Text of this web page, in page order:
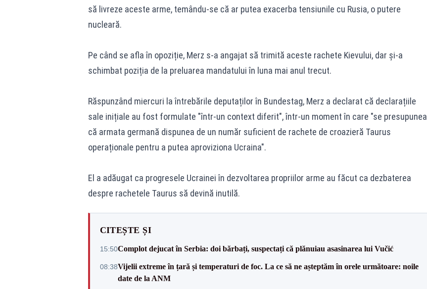
să livreze aceste arme, temându-se că ar putea exacerba tensiunile cu Rusia, o putere
nucleară.
Pe când se afla în opoziție, Merz s-a angajat să trimită aceste rachete Kievului, dar și-a
schimbat poziția de la preluarea mandatului în luna mai anul trecut.
Răspunzând miercuri la întrebările deputaților în Bundestag, Merz a declarat că declarațiile
sale inițiale au fost formulate "într-un context diferit", într-un moment în care "se presupunea
că armata germană dispunea de un număr suficient de rachete de croazieră Taurus
operaționale pentru a putea aproviziona Ucraina".
El a adăugat ca progresele Ucrainei în dezvoltarea propriilor arme au făcut ca dezbaterea
despre rachetele Taurus să devină inutilă.
CITEȘTE ȘI
15:50Complot dejucat în Serbia: doi bărbați, suspectați că plănuiau asasinarea lui Vučić
08:38Vijelii extreme în țară și temperaturi de foc. La ce să ne așteptăm în orele următoare: noile
date de la ANM